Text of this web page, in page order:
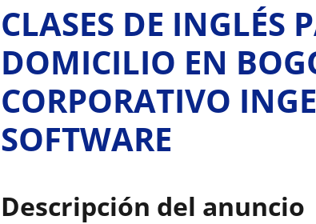
CLASES DE INGLÉS
DOMICILIO EN
CORPORATIVO
SOFTWARE
Descripción del anuncio